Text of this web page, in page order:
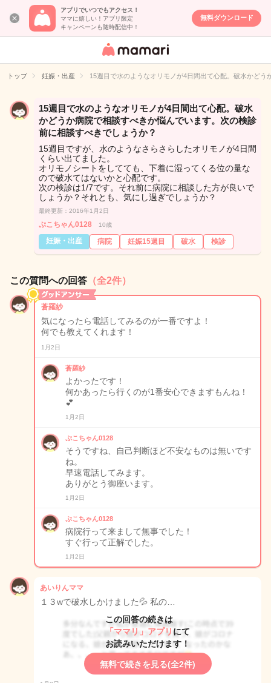
アプリでいつでもアクセス！
ママに嬉しい！アプリ限定
キャンペーンも随時配信中！
無料ダウンロード
女性専用匿名QA
イト
トップ 妊娠・出産 15週目で水のようなオリモノが4日間出て心配。破水かど
15週目で水のようなオリモノが4日間出て心配。破水
かどうか病院で相談すべきか悩んでいます。次の検診
前に相談すべきでしょうか？
15週目ですが、水のようなさらさらしたオリモノが4日間
くらい出てました。
オリモノシートをしてても、下着に湿ってくる位の量な
ので破水てはないかと心配です。
次の検診は1/7です。それ前に病院に相談した方が良いで
しょうか？それとも、気にし過ぎでしょうか？
最終更新：2016年1月2日
ぷこちゃん0128 10歳
妊娠・出産 病院 妊娠15週目 破水 検診
この質問への回答 （全2件）
蒼羅紗
気になったら電話してみるのが一番ですよ！
何でも教えてくれます！
1月2日
蒼羅紗
よかったです！
何かあったら行くのが1番安心できますもんね！
💕
1月2日
ぷこちゃん0128
そうですね、自己判断ほど不安なものは無いです
ね。
早速電話してみます。
ありがとう御座います。
1月2日
ぷこちゃん0128
病院行って来まして無事でした！
すぐ行って正解でした。
1月2日
あいりんママ
１３wで破水しかけました💦 私の…
この回答の続きは
「ママリ」アプリ にて
お読みいただけます！
無料で続きを見る(全2件)